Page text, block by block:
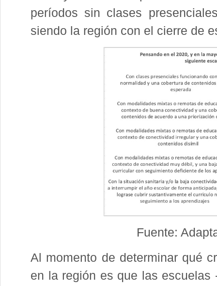
períodos sin clases
siendo la región con el cierre de
Fuente:
Al momento de determinar qué
en la región es que las escuelas